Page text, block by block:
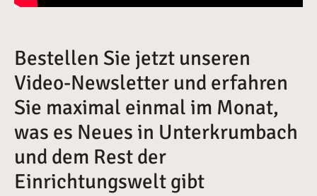
Bestellen Sie jetzt unseren
Video-Newsletter und erfahren
Sie maximal einmal im Monat,
was es Neues in Unterkrumbach
und dem Rest der
Einrichtungswelt gibt